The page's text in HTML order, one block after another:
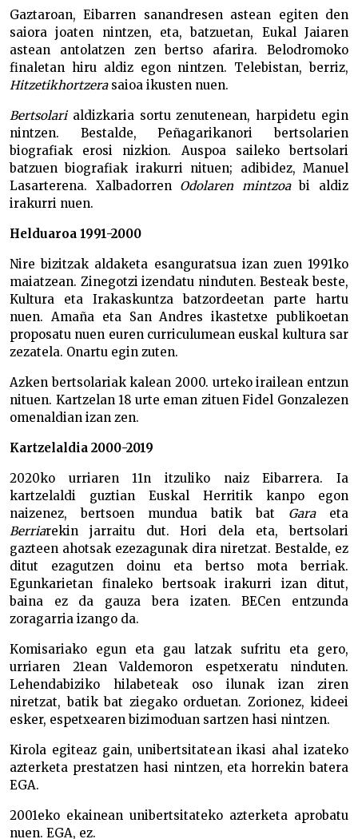
Gaztaroan, Eibarren sanandresen astean egiten den
saiora joaten nintzen, eta, batzuetan, Eukal Jaiaren
astean antolatzen zen bertso afarira. Belodromoko
finaletan hiru aldiz egon nintzen. Telebistan, berriz,
Hitzetikhortzerasaioa ikusten nuen.
Bertsolarialdizkaria sortu zenutenean, harpidetu egin
nintzen. Bestalde, Peñagarikanori bertsolarien
biografiak erosi nizkion. Auspoa saileko bertsolari
batzuen biografiak irakurri nituen; adibidez, Manuel
Lasarterena. Xalbadorren Odolaren mintzoabi aldiz
irakurri nuen.
Helduaroa 1991-2000
Nire bizitzak aldaketa esanguratsua izan zuen 1991ko
maiatzean. Zinegotzi izendatu ninduten. Besteak beste,
Kultura eta Irakaskuntza batzordeetan parte hartu
nuen. Amaña eta San Andres ikastetxe publikoetan
proposatu nuen euren curriculumean euskal kultura sar
zezatela. Onartu egin zuten.
Azken bertsolariak kalean 2000. urteko irailean entzun
nituen. Kartzelan 18 urte eman zituen Fidel Gonzalezen
omenaldian izan zen.
Kartzelaldia 2000-2019
2020ko urriaren 11n itzuliko naiz Eibarrera. Ia
kartzelaldi guztian Euskal Herritik kanpo egon
naizenez, bertsoen mundua batik bat Garaeta
Berriarekin jarraitu dut. Hori dela eta, bertsolari
gazteen ahotsak ezezagunak dira niretzat. Bestalde, ez
ditut ezagutzen doinu eta bertso mota berriak.
Egunkarietan finaleko bertsoak irakurri izan ditut,
baina ez da gauza bera izaten. BECen entzunda
zoragarria izango da.
Komisariako egun eta gau latzak sufritu eta gero,
urriaren 21ean Valdemoron espetxeratu ninduten.
Lehendabiziko hilabeteak oso ilunak izan ziren
niretzat, batik bat ziegako orduetan. Zorionez, kideei
esker, espetxearen bizimoduan sartzen hasi nintzen.
Kirola egiteaz gain, unibertsitatean ikasi ahal izateko
azterketa prestatzen hasi nintzen, eta horrekin batera
EGA.
2001eko ekainean unibertsitateko azterketa aprobatu
nuen. EGA, ez.